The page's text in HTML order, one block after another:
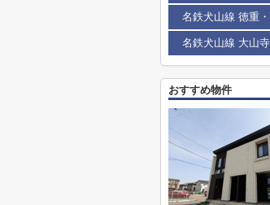
名鉄犬山線 徳重
名鉄犬山線 大山寺
おすすめ物件